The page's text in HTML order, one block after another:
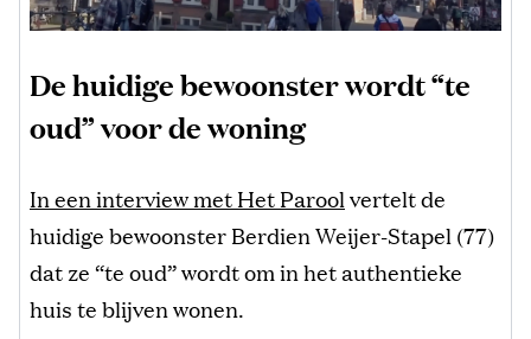
De huidige bewoonster wordt “te
oud” voor de woning
In een interview met Het Paroolvertelt de
huidige bewoonster Berdien Weijer-Stapel (77)
dat ze “te oud” wordt om in het authentieke
huis te blijven wonen.